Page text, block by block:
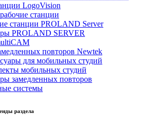
LogoVision
станции
станции PROLAND Server
PROLAND SERVER
повторов Newtek
для мобильных студий
мобильных студий
замедленных повторов
системы
раздела